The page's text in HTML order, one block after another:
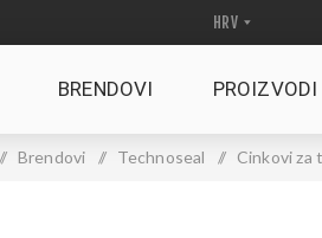
BRENDOVI PROIZVODI
/ Brendovi / Technoseal / Cinkovi za